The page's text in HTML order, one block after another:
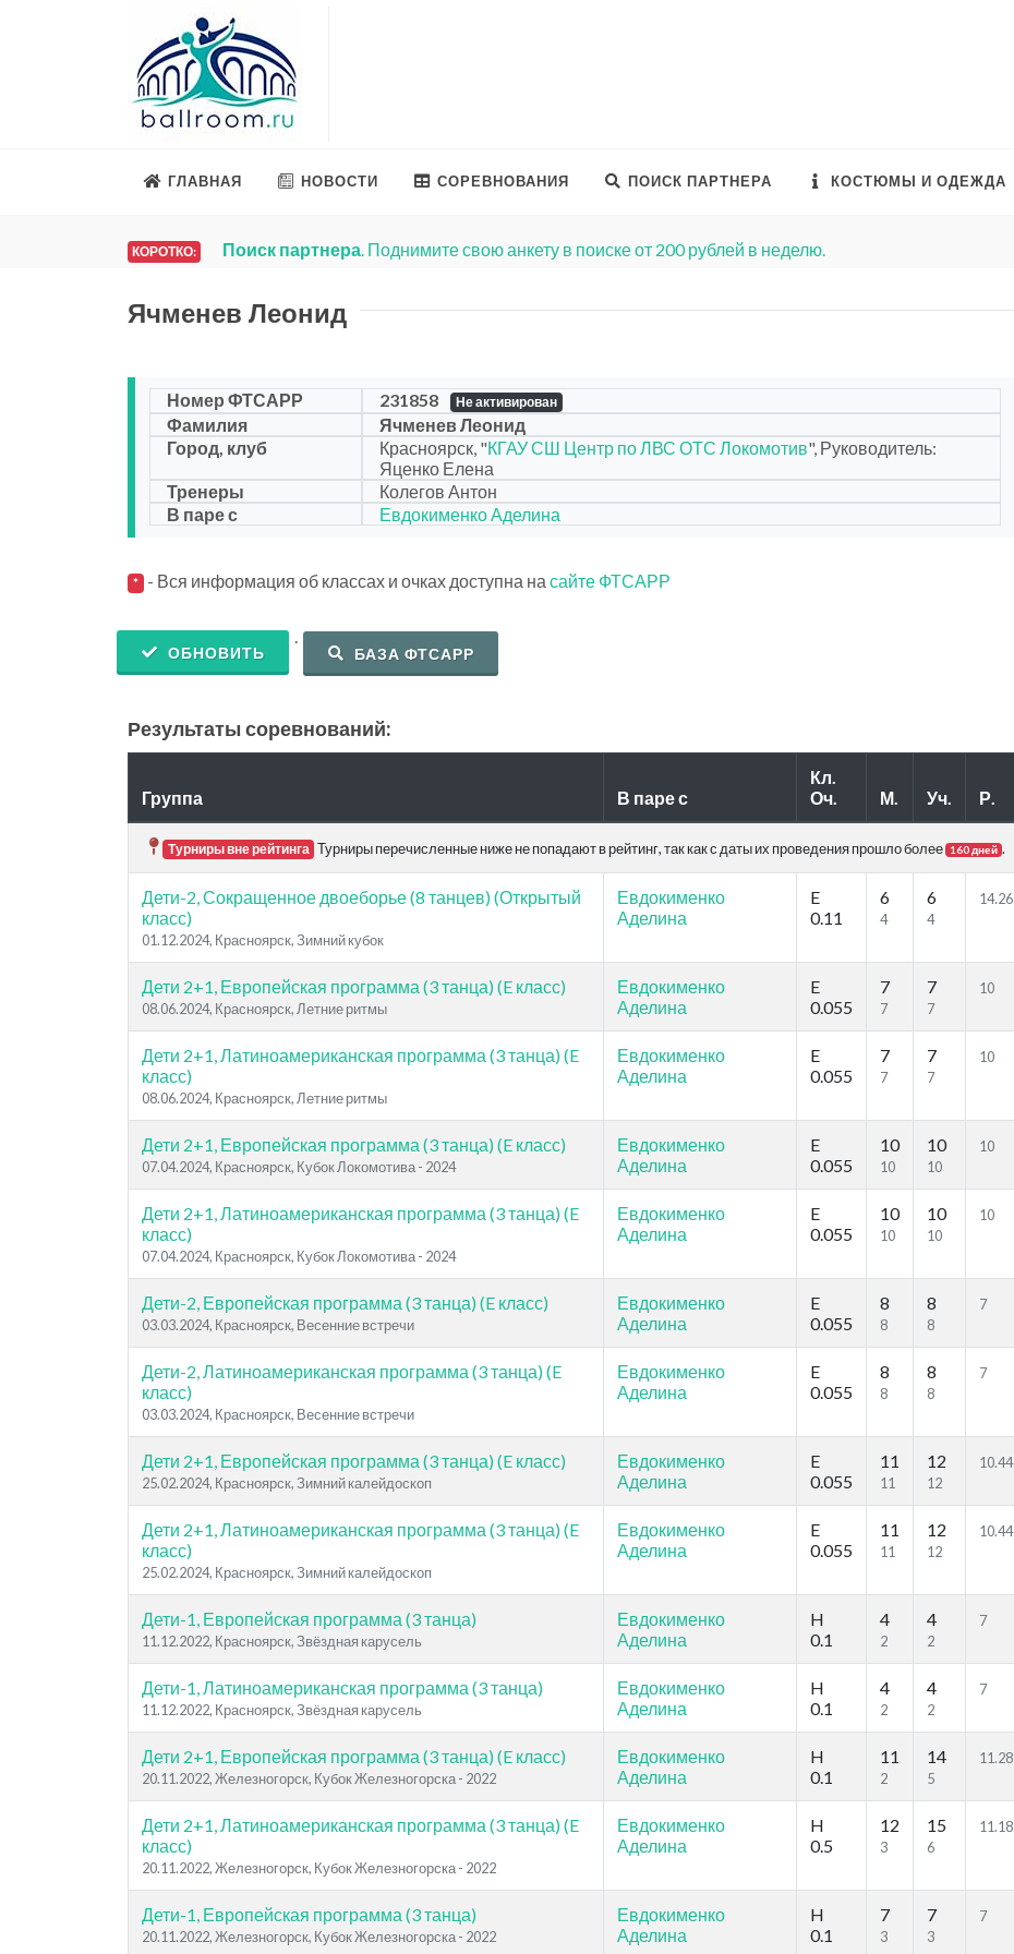
ГЛАВНАЯ НОВОСТИ СОРЕВНОВАНИЯ ПОИСК ПАРТНЕРА КОСТЮМЫ И ОДЕЖДА
КОРОТКО: Поиск партнера. Поднимите свою анкету в поиске от 200 рублей в неделю.
Ячменев Леонид
Номер ФТСАРР 231858 Не активирован
Фамилия
Ячменев Леонид
Город, клуб
Красноярск, "КГАУ СШ Центр по ЛВС ОТС Локомотив", Руководитель:
Яценко Елена
Тренеры
Колегов Антон
В паре с
Евдокименко Аделина
* - Вся информация об классах и очках доступна на сайте ФТСАРР
ОБНОВИТЬ
.
БАЗА ФТСАРР
Результаты соревнований:
Группа В паре с
Кл.
Оч.
М. Уч. Р.
Турниры вне рейтинга Турниры перечисленные ниже не попадают в рейтинг, так как с даты их проведения прошло более 160 дней .
Дети-2, Сокращенное двоеборье (8 танцев) (Открытый
класс)
01.12.2024, Красноярск, Зимний кубок
Евдокименко
Аделина
E
0.11
6
4
6
4
14.26
Дети 2+1, Европейская программа (3 танца) (E класс)
08.06.2024, Красноярск, Летние ритмы
Евдокименко
Аделина
E
0.055
7
7
7
7
10
Дети 2+1, Латиноамериканская программа (3 танца) (E
класс)
08.06.2024, Красноярск, Летние ритмы
Евдокименко
Аделина
E
0.055
7
7
7
7
10
Дети 2+1, Европейская программа (3 танца) (E класс)
07.04.2024, Красноярск, Кубок Локомотива - 2024
Евдокименко
Аделина
E
0.055
10
10
10
10
10
Дети 2+1, Латиноамериканская программа (3 танца) (E
класс)
07.04.2024, Красноярск, Кубок Локомотива - 2024
Евдокименко
Аделина
E
0.055
10
10
10
10
10
Дети-2, Европейская программа (3 танца) (E класс)
03.03.2024, Красноярск, Весенние встречи
Евдокименко
Аделина
E
0.055
8
8
8
8
7
Дети-2, Латиноамериканская программа (3 танца) (E
класс)
03.03.2024, Красноярск, Весенние встречи
Евдокименко
Аделина
E
0.055
8
8
8
8
7
Дети 2+1, Европейская программа (3 танца) (E класс)
25.02.2024, Красноярск, Зимний калейдоскоп
Евдокименко
Аделина
E
0.055
11
11
12
12
10.44
Дети 2+1, Латиноамериканская программа (3 танца) (E
класс)
25.02.2024, Красноярск, Зимний калейдоскоп
Евдокименко
Аделина
E
0.055
11
11
12
12
10.44
Дети-1, Европейская программа (3 танца)
11.12.2022, Красноярск, Звёздная карусель
Евдокименко
Аделина
H
0.1
4
2
4
2
7
Дети-1, Латиноамериканская программа (3 танца)
11.12.2022, Красноярск, Звёздная карусель
Евдокименко
Аделина
H
0.1
4
2
4
2
7
Дети 2+1, Европейская программа (3 танца) (E класс)
20.11.2022, Железногорск, Кубок Железногорска - 2022
Евдокименко
Аделина
H
0.1
11
2
14
5
11.28
Дети 2+1, Латиноамериканская программа (3 танца) (E
класс)
20.11.2022, Железногорск, Кубок Железногорска - 2022
Евдокименко
Аделина
H
0.5
12
3
15
6
11.18
Дети-1, Европейская программа (3 танца)
20.11.2022, Железногорск, Кубок Железногорска - 2022
Евдокименко
Аделина
H
0.1
7
3
7
3
7